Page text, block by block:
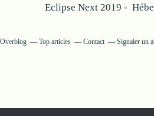
Eclipse Next 2019 -
Top articles Contact Signaler un